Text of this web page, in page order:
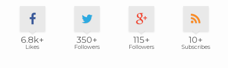
6.8k+
Likes
350+
Followers
115+
Followers
10+
Subscribes